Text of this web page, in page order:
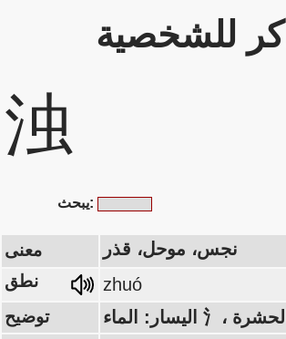
浊
يبحث:
معنى نجس، موحل، قذر
نطق zhuó
توضيح